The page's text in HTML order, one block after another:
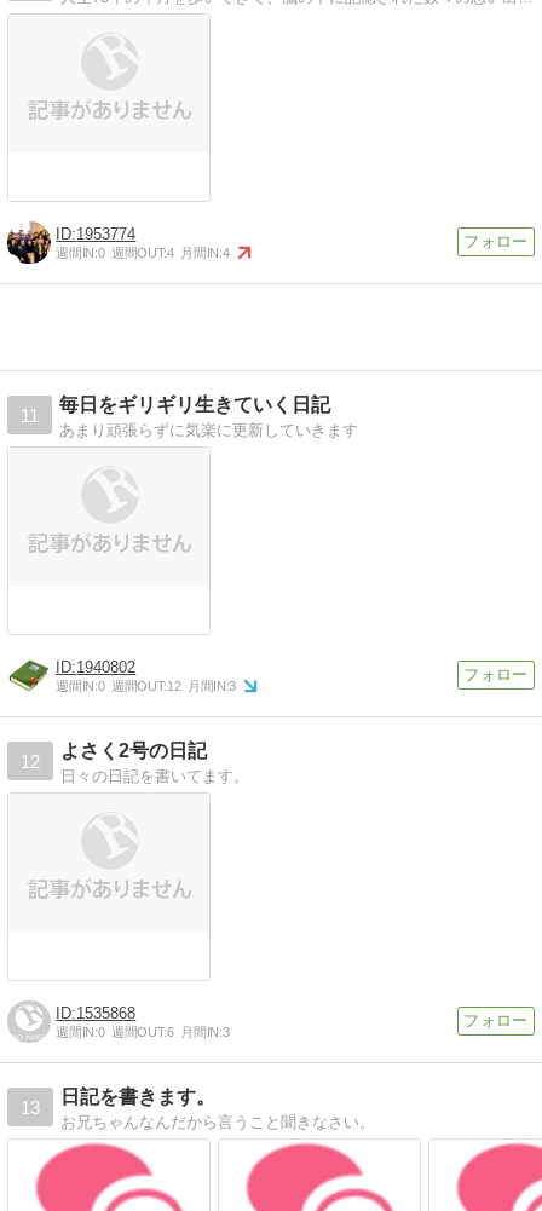
1953774
週間IN:0 週間OUT:4 月間IN:4
11
毎日をギリギリ生きていく日記
あまり頑張らずに気楽に更新していきます
1940802
週間IN:0 週間OUT:12 月間IN:3
12
よさく2号の日記
日々の日記を書いてます。
1535868
週間IN:0 週間OUT:6 月間IN:3
13
日記を書きます。
お兄ちゃんなんだから言うこと聞きなさい。